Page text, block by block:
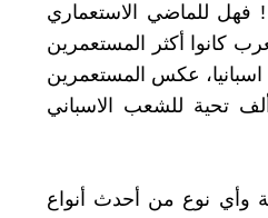
! فهل للماضي الاستعماري
كانوا أكثر المستعمرين
عكس المستعمرين
تحية للشعب الاسباني
وأي نوع من أحدث أنواع